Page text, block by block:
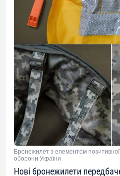
Бронежилет з елементом позитивної
оборони України
Нові бронежилети